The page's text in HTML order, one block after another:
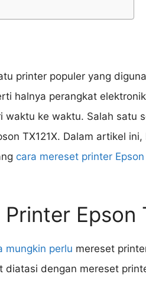
printer populer yang
halnya perangkat
waktu ke waktu. Salah satu
TX121X. Dalam artikel
cara mereset printer Epson
Epson
mungkin perlu mereset
diatasi dengan mereset